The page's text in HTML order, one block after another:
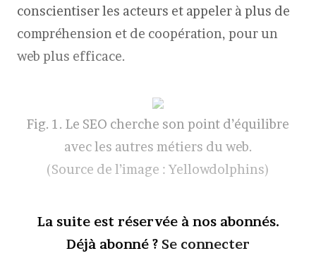
conscientiser les acteurs et appeler à plus de
compréhension et de coopération, pour un
web plus efficace.
Fig. 1. Le SEO cherche son point d’équilibre
avec les autres métiers du web.
(Source de l’image : Yellowdolphins)
La suite est réservée à nos abonnés.
Déjà abonné ? Se connecter